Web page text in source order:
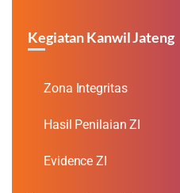
Kegiatan Kanwil Jateng
Zona Integritas
Hasil Penilaian ZI
Evidence ZI